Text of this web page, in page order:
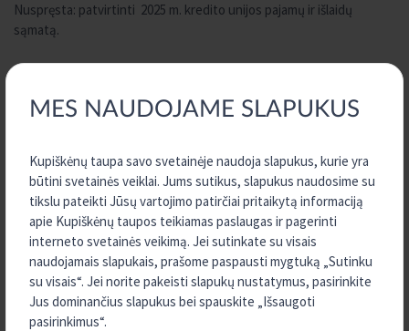
MES NAUDOJAME SLAPUKUS
Kupiškėnų taupa savo svetainėje naudoja slapukus, kurie yra
būtini svetainės veiklai. Jums sutikus, slapukus naudosime su
tikslu pateikti Jūsų vartojimo patirčiai pritaikytą informaciją
apie Kupiškėnų taupos teikiamas paslaugas ir pagerinti
interneto svetainės veikimą. Jei sutinkate su visais
naudojamais slapukais, prašome paspausti mygtuką „Sutinku
su visais“. Jei norite pakeisti slapukų nustatymus, pasirinkite
Jus dominančius slapukus bei spauskite „Išsaugoti
pasirinkimus“.
Nuspręsta: patvirtinti 2025 m. kredito unijos pajamų ir išlaidų
sąmatą.
Kredito unijos įstatų keitimas.
2025 m. valdybos ir paskolų komiteto nariams skiriamo
atlygio metinio biudžeto nustatymas.
Nuspręsta: Nustatyti 2025 finansiniais metais valdybos, paskolų
komiteto nariams skiriamo metinio biudžeto atlygiui bendrą sumą
15000 EUR (privalomi sumokėti mokesčiai įskaičiuoti į šią